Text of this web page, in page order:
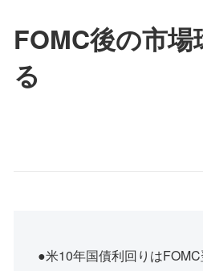
FOMC後の市
る
●米10年国債利回りは